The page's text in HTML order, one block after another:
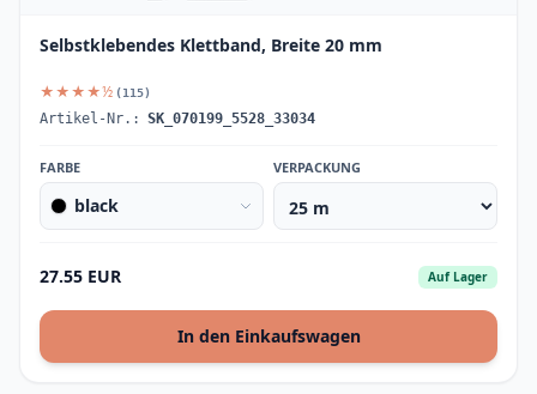
Selbstklebendes Klettband, Breite 20 mm
★★★★½ (115)
Artikel-Nr.: SK_070199_5528_33034
FARBE
black
VERPACKUNG
27.55 EUR Auf Lager
In den Einkaufswagen